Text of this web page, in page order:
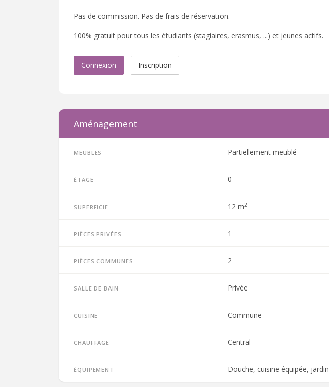
Pas de commission. Pas de frais de réservation.
100% gratuit pour tous les étudiants (stagiaires, erasmus, ...) et jeunes actifs.
Connexion Inscription
Aménagement
Meubles Partiellement meublé
Étage 0
Superficie 12 m2
Pièces privées 1
Pièces communes 2
Salle de bain Privée
Cuisine Commune
Chauffage Central
Équipement Douche, cuisine équipée, jardin